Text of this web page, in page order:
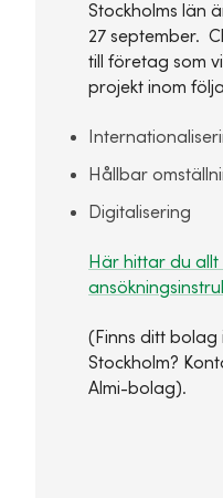
Stockholms län
27 september.
till företag som
projekt inom
Hållbar
Digitalisering
Här hittar du
(Finns ditt bolag
Stockholm?
Almi-bolag).